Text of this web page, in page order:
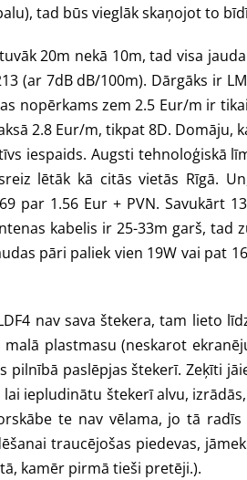
tad būs vieglāk skaņojot to
20m nekā 10m, tad visa
(ar 7dB dB/100m). Dārgāks ir
nopērkams zem 2.5 Eur/m ir
2.8 Eur/m, tikpat 8D. Domāju,
iespaids. Augsti tehnoloģiskā
lētāk kā citās vietās Rīgā.
par 1.56 Eur + PVN. Savukārt
kabelis ir 25-33m garš, tad
pāri paliek vien 19W vai pat
nav sava štekera, tam lieto
plastmasu (neskarot
paslēpjas štekerī. Zeķīti
iepludinātu štekerī alvu,
te nav vēlama, jo tā radīs
traucējošas piedevas,
kamēr pirmā tieši pretēji.).